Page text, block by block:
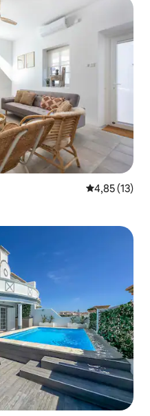
Évaluation
4,85 (13)